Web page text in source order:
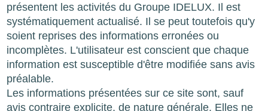
présentent les activités du Groupe IDELUX. Il est
systématiquement actualisé. Il se peut toutefois qu'y
soient reprises des informations erronées ou
incomplètes. L'utilisateur est conscient que chaque
information est susceptible d'être modifiée sans avis
préalable.
Les informations présentées sur ce site sont, sauf
avis contraire explicite, de nature générale. Elles ne